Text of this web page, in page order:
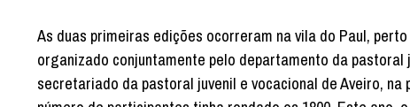
As duas primeiras edições ocorreram na vila do Paul,
organizado conjuntamente pelo departamento da
secretariado da pastoral juvenil e vocacional de Aveiro,